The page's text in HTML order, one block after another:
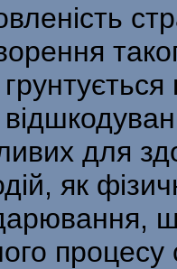
для
як
процесу